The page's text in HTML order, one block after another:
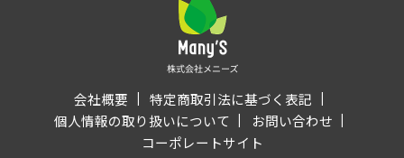
会社概要
特定商取引法に基づく表記
個人情報の取り扱いについて
お問い合わせ
コーポレートサイト